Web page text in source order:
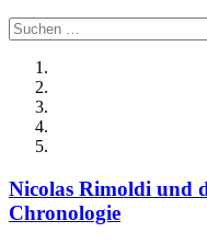
Suchen
nach:
Nicolas Rimoldi und
Chronologie